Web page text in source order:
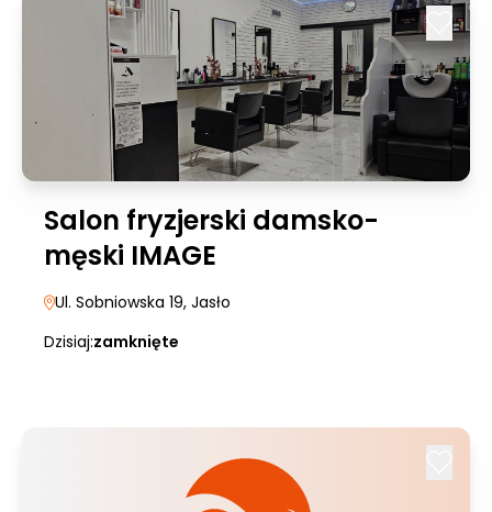
Salon fryzjerski damsko-
męski IMAGE
Ul. Sobniowska 19, Jasło
Dzisiaj:zamknięte